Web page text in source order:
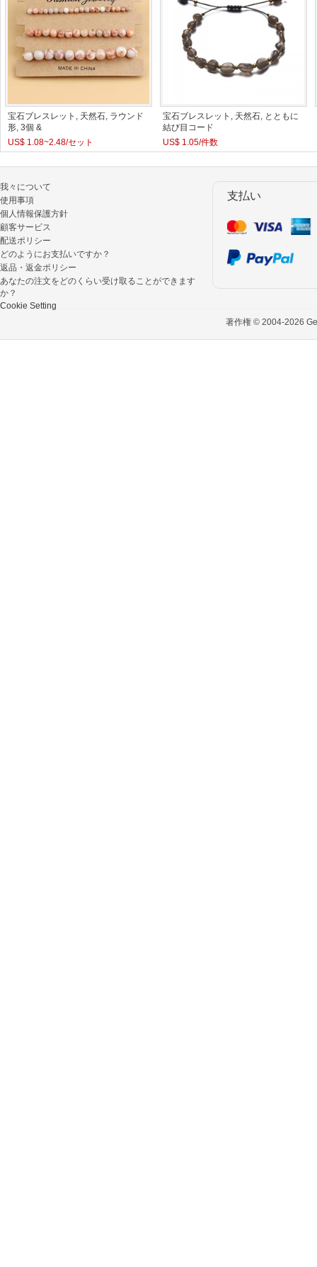
宝石ブレスレット, 天然石, ラウンド
形, 3個 &
US$ 1.08~2.48/セット
宝石ブレスレット, 天然石, とともに
結び目コード
US$ 1.05/件数
我々について
使用事項
個人情報保護方針
顧客サービス
配送ポリシー
どのようにお支払いですか？
返品・返金ポリシー
あなたの注文をどのくらい受け取ることができます
か？
Cookie Setting
支払い
著作権 © 2004-2026